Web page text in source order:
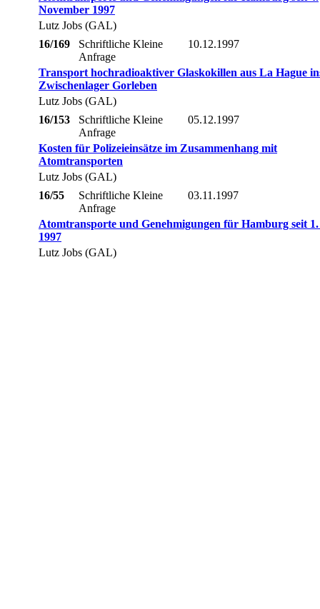
November 1997
Lutz Jobs (GAL)
16/169
Schriftliche Kleine
Anfrage
10.12.1997
Transport hochradioaktiver Glaskokillen aus La Hague
Zwischenlager Gorleben
Lutz Jobs (GAL)
16/153
Schriftliche Kleine
Anfrage
05.12.1997
Kosten für Polizeieinsätze im Zusammenhang mit
Atomtransporten
Lutz Jobs (GAL)
16/55
Schriftliche Kleine
Anfrage
03.11.1997
Atomtransporte und Genehmigungen für Hamburg seit
1997
Lutz Jobs (GAL)